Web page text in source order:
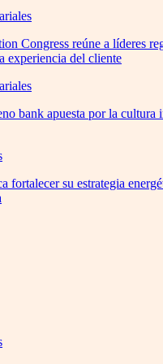
Congress reúne a líderes
experiencia del cliente
bank apuesta por la cultura
fortalecer su estrategia